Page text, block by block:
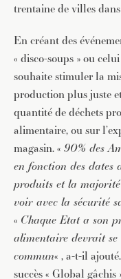
trentaine de villes
En créant des
« disco-soups » ou
souhaite stimuler la
production plus juste
quantité de déchets
alimentaire, ou sur
magasin. « 90% des
en fonction des dates
produits et la majorité
voir avec la sécurité
« Chaque Etat a son
alimentaire devrait
commun« , a-t-il
succès « Global